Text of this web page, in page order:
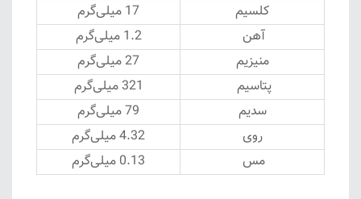
کلسیم
17 میلی‌گرم
آهن
1.2 میلی‌گرم
منیزیم
27 میلی‌گرم
پتاسیم
321 میلی‌گرم
سدیم
79 میلی‌گرم
روی
4.32 میلی‌گرم
مس
0.13 میلی‌گرم